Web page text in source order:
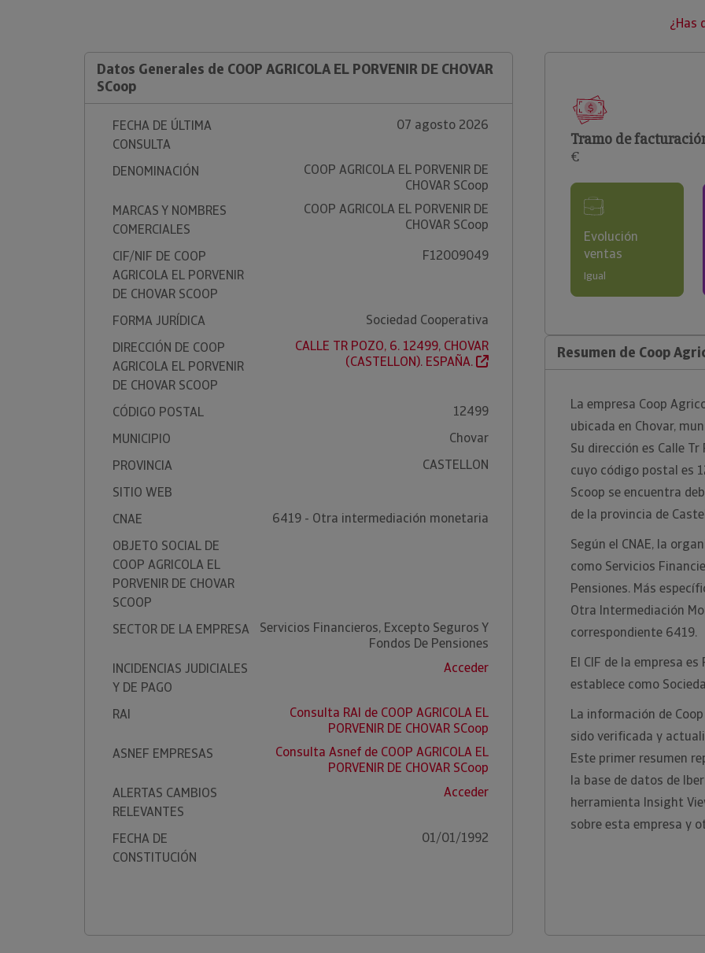
¿Has
Datos Generales de COOP AGRICOLA EL PORVENIR DE CHOVAR
SCoop
FECHA DE ÚLTIMA
CONSULTA
07 agosto 2026
DENOMINACIÓN
COOP AGRICOLA EL PORVENIR DE
CHOVAR SCoop
MARCAS Y NOMBRES
COMERCIALES
COOP AGRICOLA EL PORVENIR DE
CHOVAR SCoop
CIF/NIF DE COOP
AGRICOLA EL PORVENIR
DE CHOVAR SCOOP
F12009049
FORMA JURÍDICA
Sociedad Cooperativa
DIRECCIÓN DE COOP
AGRICOLA EL PORVENIR
DE CHOVAR SCOOP
CALLE TR POZO, 6. 12499, CHOVAR
(CASTELLON). ESPAÑA.
CÓDIGO POSTAL
12499
MUNICIPIO
Chovar
PROVINCIA
CASTELLON
SITIO WEB
CNAE
6419 - Otra intermediación monetaria
OBJETO SOCIAL DE
COOP AGRICOLA EL
PORVENIR DE CHOVAR
SCOOP
SECTOR DE LA EMPRESA
Servicios Financieros, Excepto Seguros Y
Fondos De Pensiones
INCIDENCIAS JUDICIALES
Y DE PAGO
Acceder
RAI
Consulta RAI de COOP AGRICOLA EL
PORVENIR DE CHOVAR SCoop
ASNEF EMPRESAS
Consulta Asnef de COOP AGRICOLA EL
PORVENIR DE CHOVAR SCoop
ALERTAS CAMBIOS
RELEVANTES
Acceder
FECHA DE
CONSTITUCIÓN
01/01/1992
Tramo de
€
Evolución
ventas
Igual
Resumen de Coop
La empresa Coop
ubicada en Chovar,
Su dirección es Calle
cuyo código postal es
Scoop se encuentra
de la provincia de
Según el CNAE, la
como Servicios
Pensiones. Más
Otra Intermediación
correspondiente 6419.
El CIF de la empresa
establece como
La información de
sido verificada y
Este primer resumen
la base de datos de
herramienta Insight
sobre esta empresa y